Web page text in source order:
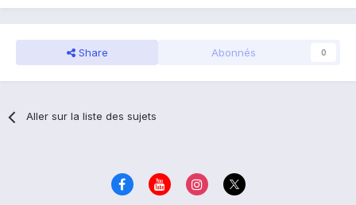
Share Abonnés 0
Aller sur la liste des sujets